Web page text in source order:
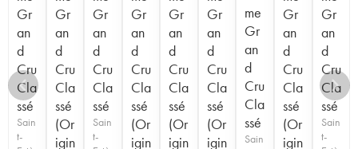
Gr
an
d
Cru
Cla
ssé
Sain
t-
Gr
an
d
Cru
Cla
ssé
(Or
igin
Gr
an
d
Cru
Cla
ssé
Sain
t-
Gr
an
d
Cru
Cla
ssé
(Or
igin
Gr
an
d
Cru
Cla
ssé
(Or
igin
Gr
an
d
Cru
Cla
ssé
(Or
igin
me
Gr
an
d
Cru
Cla
ssé
Sain
Gr
an
d
Cru
Cla
ssé
(Or
igin
Gr
an
d
Cru
Cla
ssé
Sain
t-